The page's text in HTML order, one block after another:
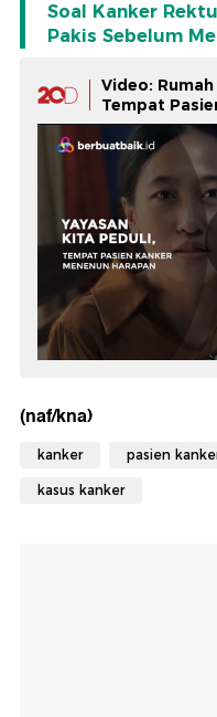
Soal Kanker
Pakis Sebelum
Video:
Tempat
(naf/kna)
kanker pasien
kasus kanker